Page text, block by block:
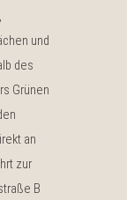
und
des
Grünen
an
zur
B